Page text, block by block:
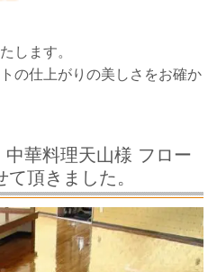
します。
の仕上がりの美しさをお確か
華料理天山様 フロー
頂きました。